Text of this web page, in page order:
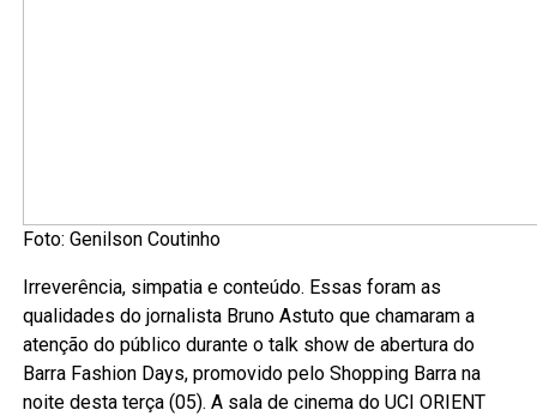
Foto: Genilson Coutinho
Irreverência, simpatia e conteúdo. Essas foram as
qualidades do jornalista Bruno Astuto que chamaram a
atenção do público durante o talk show de abertura do
Barra Fashion Days, promovido pelo Shopping Barra na
noite desta terça (05). A sala de cinema do UCI ORIENT